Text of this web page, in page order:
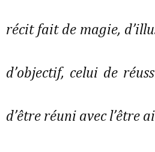
récit fait de magie,
d’objectif, celui de
d’être réuni avec l’être